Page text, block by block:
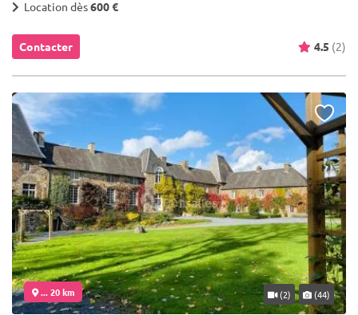
Location dès600 €
Contacter 4.5 (2)
... 20 km (2) (44)